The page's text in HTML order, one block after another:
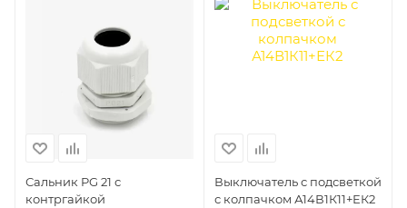
Сальник PG 21 с
контргайкой
Выключатель с подсветкой
с колпачком А14В1К11+ЕК2